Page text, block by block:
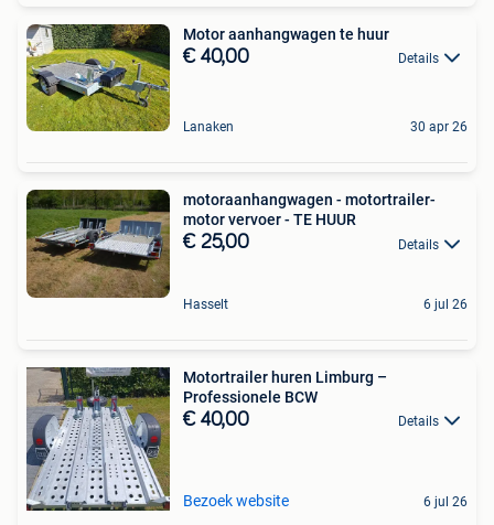
Motor aanhangwagen te huur
€ 40,00 Details
Lanaken 30 apr 26
motoraanhangwagen - motortrailer-
motor vervoer - TE HUUR
€ 25,00 Details
Hasselt 6 jul 26
Motortrailer huren Limburg –
Professionele BCW
€ 40,00 Details
Bezoek website 6 jul 26